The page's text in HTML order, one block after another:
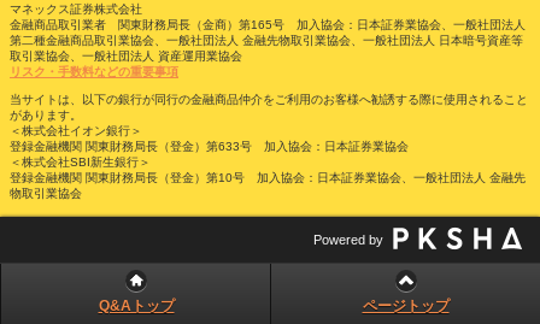
マネックス証券株式会社
金融商品取引業者 関東財務局長（金商）第165号 加入協会：日本証券業協会、一般社団法人
第二種金融商品取引業協会、一般社団法人 金融先物取引業協会、一般社団法人 日本暗号資産等
取引業協会、一般社団法人 資産運用業協会
リスク・手数料などの重要事項
当サイトは、以下の銀行が同行の金融商品仲介をご利用のお客様へ勧誘する際に使用されること
があります。
＜株式会社イオン銀行＞
登録金融機関 関東財務局長（登金）第633号 加入協会：日本証券業協会
＜株式会社SBI新生銀行＞
登録金融機関 関東財務局長（登金）第10号 加入協会：日本証券業協会、一般社団法人 金融先
物取引業協会
Powered by
Q&Aトップ ページトップ